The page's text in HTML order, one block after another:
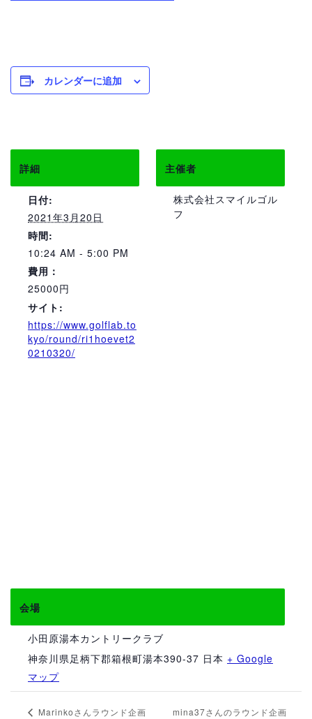
カレンダーに追加
詳細
日付:
2021年3月20日
時間:
10:24 AM - 5:00 PM
費用：
25000円
サイト:
https://www.golflab.to
kyo/round/ri1hoevet2
0210320/
主催者
株式会社スマイルゴル
フ
会場
小田原湯本カントリークラブ
神奈川県足柄下郡箱根町湯本390-37 日本 + Google
マップ
Marinkoさんラウンド企画
mina37さんのラウンド企画